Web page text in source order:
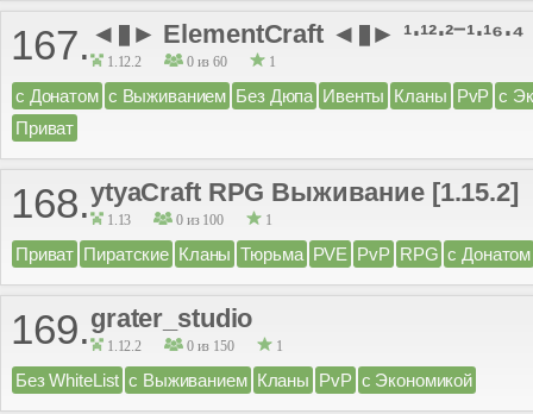
167. ◄▮► ElementCraft ◄▮► ¹⋅¹²⋅²⁻¹⋅¹⁶⋅⁴
1.12.2 0 из 60 1
с Донатом с Выживанием Без Дюпа Ивенты Кланы PvP с
Приват
168.ytyaCraft RPG Выживание [1.15.2]
1.13 0 из 100 1
Приват Пиратские Кланы Тюрьма PVE PvP RPG с Донатом
169.grater_studio
1.12.2 0 из 150 1
Без WhiteList с Выживанием Кланы PvP с Экономикой